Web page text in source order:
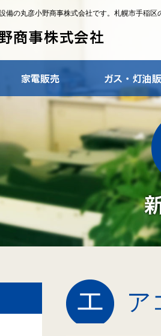
備の丸彦小野商事株式会社です。札幌市手稲区
エ ア